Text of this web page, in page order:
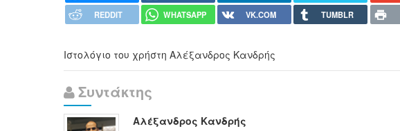
REDDIT
WHATSAPP VK.COM TUMBLR
Ιστολόγιο του χρήστη Αλέξανδρος Κανδρής
Συντάκτης
Αλέξανδρος Κανδρής